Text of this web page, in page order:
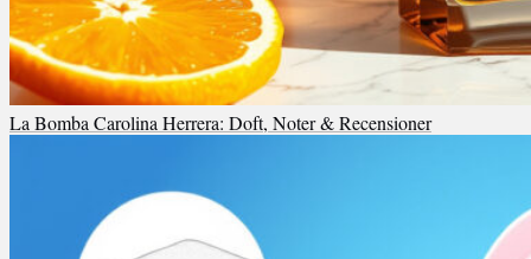
La Bomba Carolina Herrera: Doft, Noter & Recensioner